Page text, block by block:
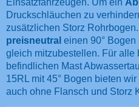
Druckschläuchen zu
zusätzlichen Storz
preisneutral einen 90° Bogen
gleich mitzubestellen. Für alle
befindlichen Mast
15RL mit 45° Bogen bieten
auch ohne Flansch und Storz